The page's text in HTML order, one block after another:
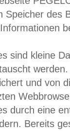
Speicher des
sind kleine
und von
durch eine
Bereits